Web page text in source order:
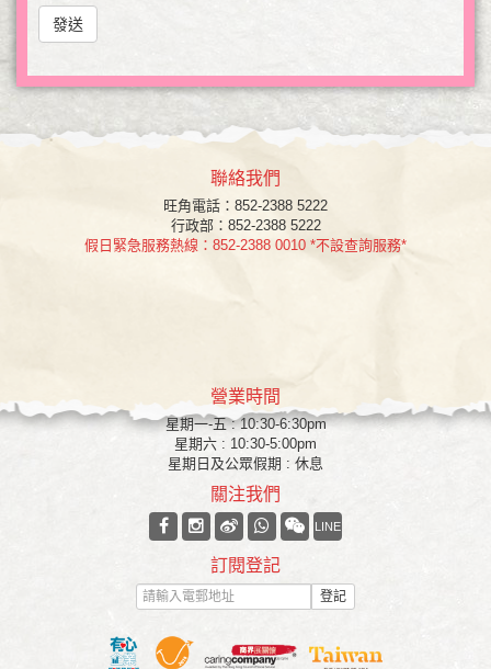
發送
聯絡我們
旺角電話：852-2388 5222
行政部：852-2388 5222
假日緊急服務熱線：852-2388 0010 *不設查詢服務*
營業時間
星期一-五 : 10:30-6:30pm
星期六 : 10:30-5:00pm
星期日及公眾假期 : 休息
關注我們
LINE
訂閱登記
登記